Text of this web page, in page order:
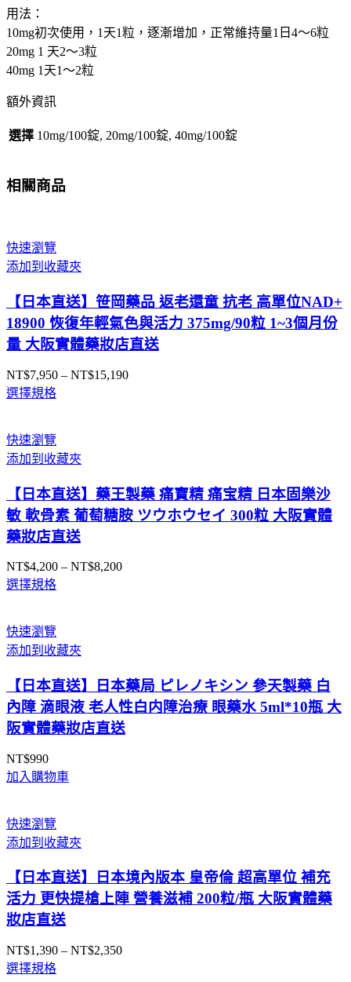
高
尿
專
藥
錠
用法：
10mg初次使用，1天1粒，逐漸增加，正常維持量1日4～6粒
20mg 1 天2～3粒
40mg 1天1～2粒
額外資訊
選擇 10mg/100錠, 20mg/100錠, 40mg/100錠
相關商品
快速瀏覽
添加到收藏夾
【日本直送】笹岡藥品 返老還童 抗老 高單位NAD+
18900 恢復年輕氣色與活力 375mg/90粒 1~3個月份
量 大阪實體藥妝店直送
NT$7,950 – NT$15,190價
選擇規格
快速瀏覽
添加到收藏夾
【日本直送】藥王製藥 痛寶精 痛宝精 日本固樂沙
敏 軟骨素 葡萄糖胺 ツウホウセイ 300粒 大阪實體
藥妝店直送
NT$4,200 – NT$8,200價
選擇規格
快速瀏覽
添加到收藏夾
【日本直送】日本藥局 ピレノキシン 參天製藥 白
內障 滴眼液 老人性白内障治療 眼藥水 5ml*10瓶 大
阪實體藥妝店直送
NT$990
加入購物車
快速瀏覽
添加到收藏夾
【日本直送】日本境內版本 皇帝倫 超高單位 補充
活力 更快提槍上陣 營養滋補 200粒/瓶 大阪實體藥
妝店直送
NT$1,390 – NT$2,350價
選擇規格